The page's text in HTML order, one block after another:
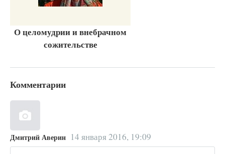
О целомудрии и внебрачном
сожительстве
Комментарии
Дмитрий Аверин 14 января 2016, 19:09